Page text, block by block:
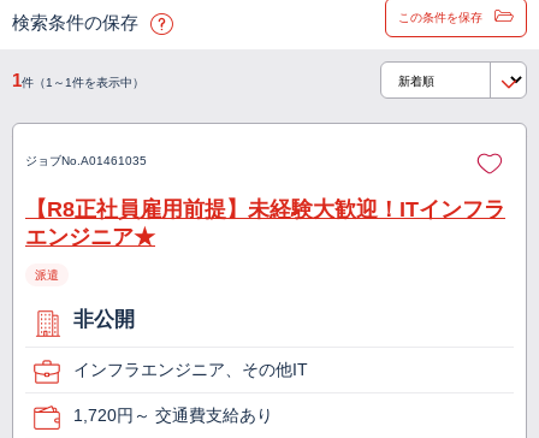
検索条件の保存 この条件を保存
1件（1～1件を表示中）
ジョブNo. A01461035
【R8正社員雇用前提】未経験大歓迎！ITインフラ
エンジニア★
派遣
非公開
インフラエンジニア、その他IT
1,720円～ 交通費支給あり